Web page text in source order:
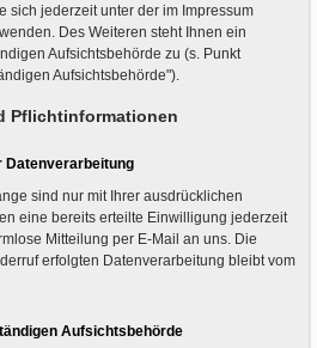
sich jederzeit unter der im Impressum
Des Weiteren steht Ihnen ein
Aufsichtsbehörde zu (s. Punkt
Aufsichtsbehörde").
Pflichtinformationen
Datenverarbeitung
sind nur mit Ihrer ausdrücklichen
eine bereits erteilte Einwilligung jederzeit
Mitteilung per E-Mail an uns. Die
erfolgten Datenverarbeitung bleibt vom
Aufsichtsbehörde